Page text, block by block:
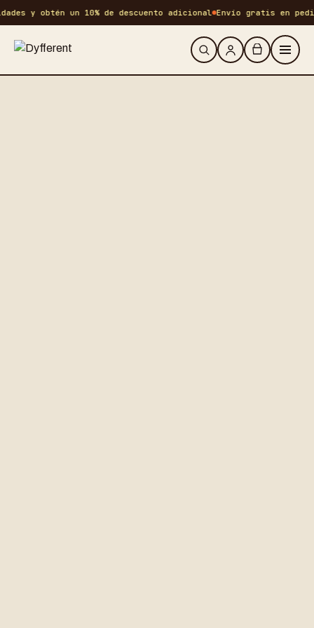
y obtén un 10% de descuento adicional Envío gratis en